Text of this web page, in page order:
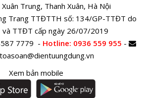
Xuân Trung, Thanh Xuân, Hà Nội
Trang TTĐTTH số: 134/GP-TTĐT do
và TTĐT cấp ngày 26/07/2019
7779 - Hotline: 0936 559 955 -
toasoan@dientuungdung.vn
Xem bản mobile